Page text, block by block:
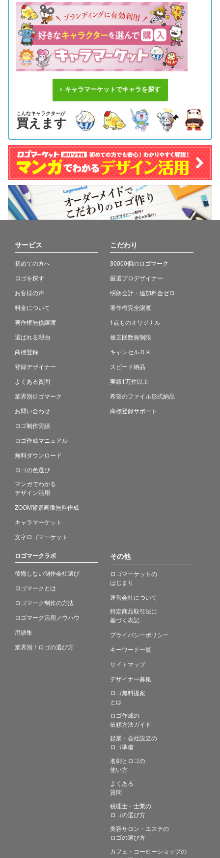
キャラマーケットでキャラを探す
こんなキャラクターが
買えます
サービス
初めての方へ
ロゴを探す
お客様の声
料金について
著作権無償譲渡
選ばれる理由
商標登録
登録デザイナー
よくある質問
業界別ロゴマーク
お問い合わせ
ロゴ制作実績
ロゴ作成マニュアル
無料ダウンロード
ロゴの色選び
マンガでわかる
デザイン活用
ZOOM背景画像無料作成
キャラマーケット
文字ロゴマーケット
こだわり
30000個のロゴマーク
厳選プロデザイナー
明朗会計・追加料金ゼロ
著作権完全譲渡
1点ものオリジナル
修正回数無制限
キャンセルＯＫ
スピード納品
実績1万件以上
希望のファイル形式納品
商標登録サポート
ロゴマークラボ
後悔しない制作会社選び
ロゴマークとは
ロゴマーク制作の方法
ロゴマーク活用ノウハウ
用語集
業界別！ロゴの選び方
その他
ロゴマーケットの
はじまり
運営会社について
特定商品取引法に
基づく表記
プライバシーポリシー
キーワード一覧
サイトマップ
デザイナー募集
ロゴ無料提案
とは
ロゴ作成の
依頼方法ガイド
起業・会社設立の
ロゴ準備
名刺とロゴの
使い方
よくある
質問
税理士・士業の
ロゴの選び方
美容サロン・エステの
ロゴの選び方
カフェ・コーヒーショップの